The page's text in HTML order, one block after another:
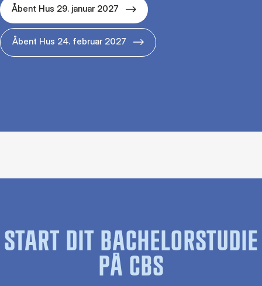
Åbent Hus 29. januar 2027
Åbent Hus 24. februar 2027
START DIT BACHELORSTUDIE
PÅ CBS